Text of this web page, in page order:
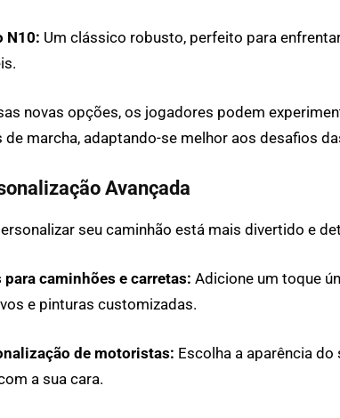
N10: Um clássico robusto, perfeito para
novas opções, os jogadores podem
de marcha, adaptando-se melhor aos desafios
Avançada
seu caminhão está mais divertido e
para caminhões e carretas: Adicione um toque
e pinturas customizadas.
de motoristas: Escolha a aparência
a sua cara.